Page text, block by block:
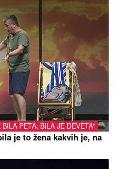
PETA, BILA JE DEVETA"
je to žena kakvih je, na